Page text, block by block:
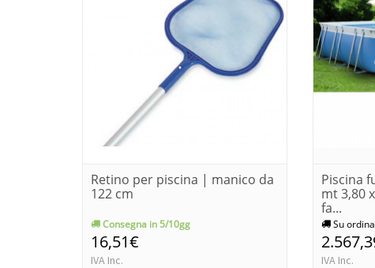
Retino per piscina | manico da
122 cm
Consegna in 5/10gg
16,51€
IVA Inc.
Piscina
mt 3,80
fa...
Su
IVA Inc.